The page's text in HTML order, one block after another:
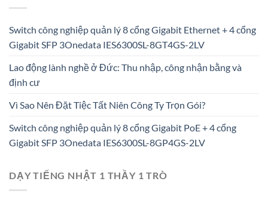
Switch công nghiệp quản lý 8 cổng Gigabit Ethernet + 4 cổng
Gigabit SFP 3Onedata IES6300SL-8GT4GS-2LV
Lao động lành nghề ở Đức: Thu nhập, công nhận bằng và
định cư
Vì Sao Nên Đặt Tiệc Tất Niên Công Ty Trọn Gói?
Switch công nghiệp quản lý 8 cổng Gigabit PoE + 4 cổng
Gigabit SFP 3Onedata IES6300SL-8GP4GS-2LV
DẠY TIẾNG NHẬT 1 THẦY 1 TRÒ